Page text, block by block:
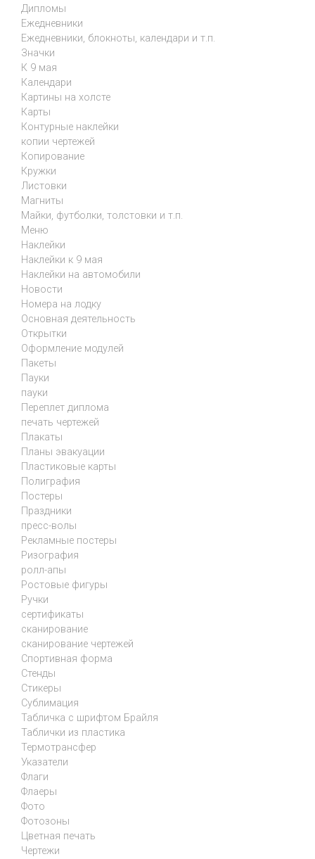
Дипломы
Ежедневники
Ежедневники, блокноты, календари и т.п.
Значки
К 9 мая
Календари
Картины на холсте
Карты
Контурные наклейки
копии чертежей
Копирование
Кружки
Листовки
Магниты
Майки, футболки, толстовки и т.п.
Меню
Наклейки
Наклейки к 9 мая
Наклейки на автомобили
Новости
Номера на лодку
Основная деятельность
Открытки
Оформление модулей
Пакеты
Пауки
пауки
Переплет диплома
печать чертежей
Плакаты
Планы эвакуации
Пластиковые карты
Полиграфия
Постеры
Праздники
пресс-волы
Рекламные постеры
Ризография
ролл-апы
Ростовые фигуры
Ручки
сертификаты
сканирование
сканирование чертежей
Спортивная форма
Стенды
Стикеры
Сублимация
Табличка с шрифтом Брайля
Таблички из пластика
Термотрансфер
Указатели
Флаги
Флаеры
Фото
Фотозоны
Цветная печать
Чертежи